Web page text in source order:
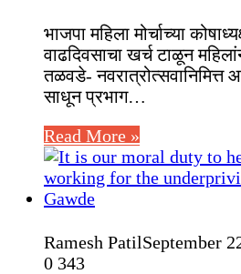
भाजपा महिला मोर्चाच्या
वाढदिवसाचा खर्च टाळून
तळवडे- नवरात्रोत्सवानिमित्त
साधून प्रभाग…
Read More »
Ramesh PatilSeptember
0 343